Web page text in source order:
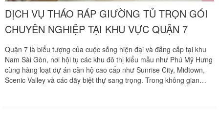
DỊCH VỤ THÁO RÁP GIƯỜNG TỦ TRỌN GÓI
CHUYÊN NGHIỆP TẠI KHU VỰC QUẬN 7
Quận 7 là biểu tượng của cuộc sống hiện đại và đẳng cấp tại khu
Nam Sài Gòn, nơi hội tụ các khu đô thị kiểu mẫu như Phú Mỹ Hưng
cùng hàng loạt dự án căn hộ cao cấp như Sunrise City, Midtown,
Scenic Valley và các dãy biệt thự sang trọng. Trong không gian